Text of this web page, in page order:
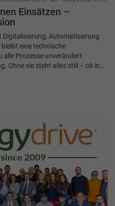
Einsätzen –
Digitalisierung, Automatisierung
eine technische
Prozesse unverändert:
Ohne sie steht alles still – ob in…